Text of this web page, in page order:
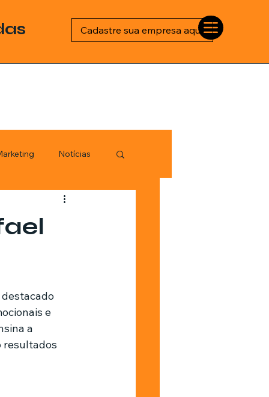
Cadastre sua empresa aqui
Notícias
Barbearia
destacado
e
a
resultados